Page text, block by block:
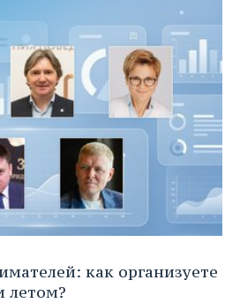
как организуете
летом?